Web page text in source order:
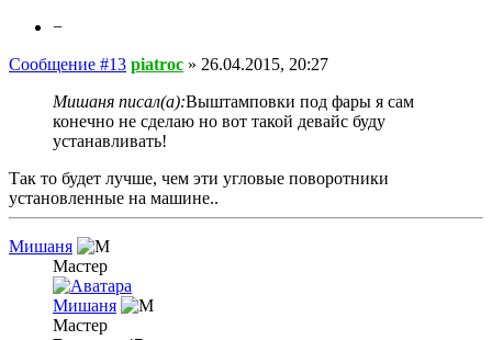
−
Сообщение #13 piatroc » 26.04.2015, 20:27
Мишаня писал(а):Выштамповки под фары я сам
конечно не сделаю но вот такой девайс буду
устанавливать!
Так то будет лучше, чем эти угловые поворотники
установленные на машине..
Мишаня
Мастер
Мишаня
Мастер